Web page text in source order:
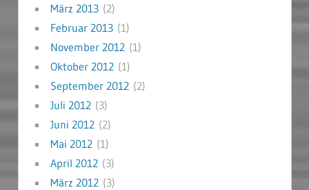
März 2013(2)
Februar 2013(1)
November 2012(1)
Oktober 2012(1)
September 2012(2)
Juli 2012(3)
Juni 2012(2)
Mai 2012(1)
April 2012(3)
März 2012(3)